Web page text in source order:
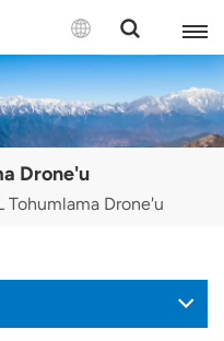
Drone'u
Tohumlama Drone'u